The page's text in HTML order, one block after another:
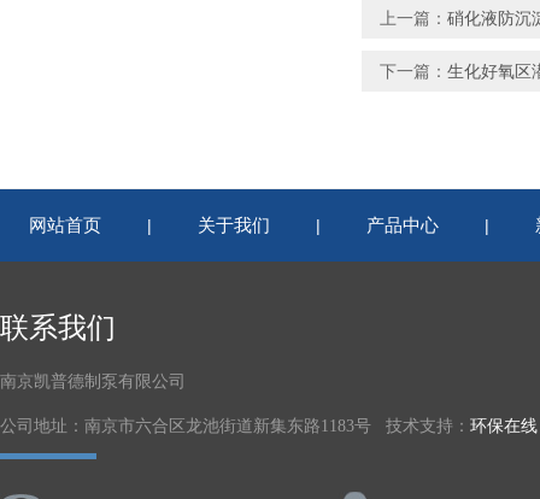
上一篇： 硝化液防沉
下一篇： 生化好氧区
网站首页 | 关于我们 | 产品中心 |
联系我们
南京凯普德制泵有限公司
公司地址：南京市六合区龙池街道新集东路1183号 技术支持： 环保在线